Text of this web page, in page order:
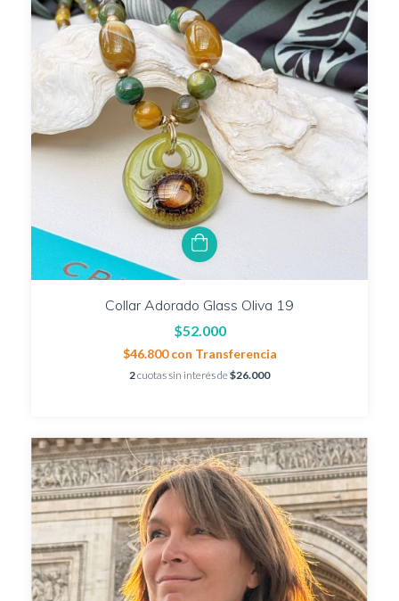
Collar Adorado Glass Oliva 19
$52.000
$46.800con Transferencia
2cuotas sin interés de$26.000